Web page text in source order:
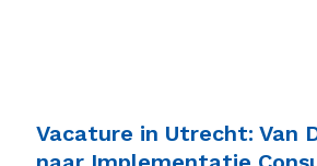
Vacature in Utrecht: Van